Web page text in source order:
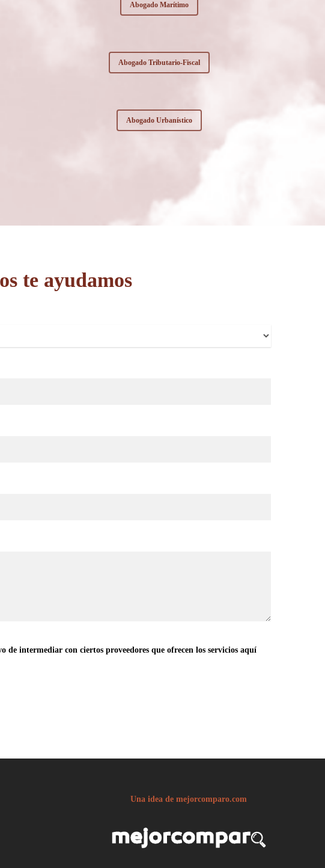
Abogado Marítimo
Abogado Tributario-Fiscal
Abogado Urbanístico
te ayudamos
intermediar con ciertos proveedores que ofrecen los servicios aquí
Una idea de mejorcomparo.com